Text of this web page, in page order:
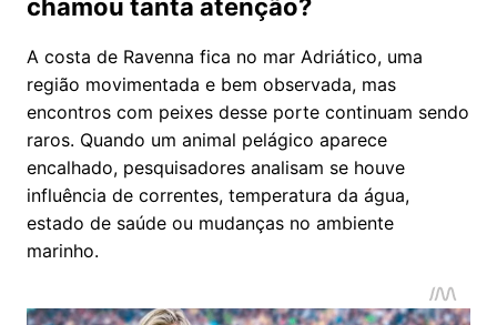
chamou tanta atenção?
A costa de Ravenna fica no mar Adriático, uma
região movimentada e bem observada, mas
encontros com peixes desse porte continuam sendo
raros. Quando um animal pelágico aparece
encalhado, pesquisadores analisam se houve
influência de correntes, temperatura da água,
estado de saúde ou mudanças no ambiente
marinho.